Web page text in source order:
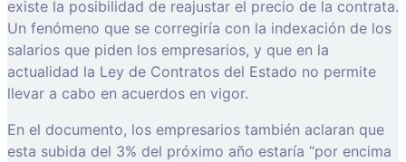
existe la posibilidad de reajustar el precio de la contrata.
Un fenómeno que se corregiría con la indexación de los
salarios que piden los empresarios, y que en la
actualidad la Ley de Contratos del Estado no permite
llevar a cabo en acuerdos en vigor.
En el documento, los empresarios también aclaran que
esta subida del 3% del próximo año estaría “por encima